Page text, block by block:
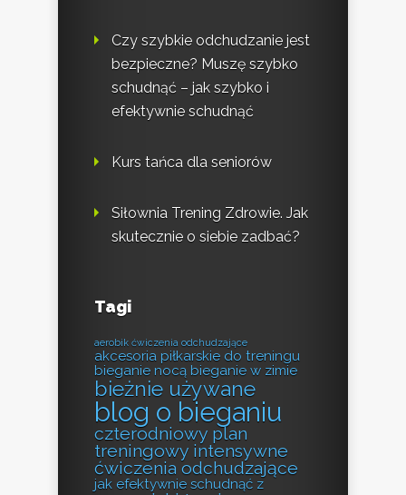
Czy szybkie odchudzanie jest
bezpieczne? Muszę szybko
schudnąć – jak szybko i
efektywnie schudnąć
Kurs tańca dla seniorów
Siłownia Trening Zdrowie. Jak
skutecznie o siebie zadbać?
Tagi
aerobik ćwiczenia odchudzające
akcesoria piłkarskie do treningu
bieganie nocą bieganie w zimie
bieżnie używane
blog o bieganiu
czterodniowy plan
treningowy intensywne
ćwiczenia odchudzające
jak efektywnie schudnąć z